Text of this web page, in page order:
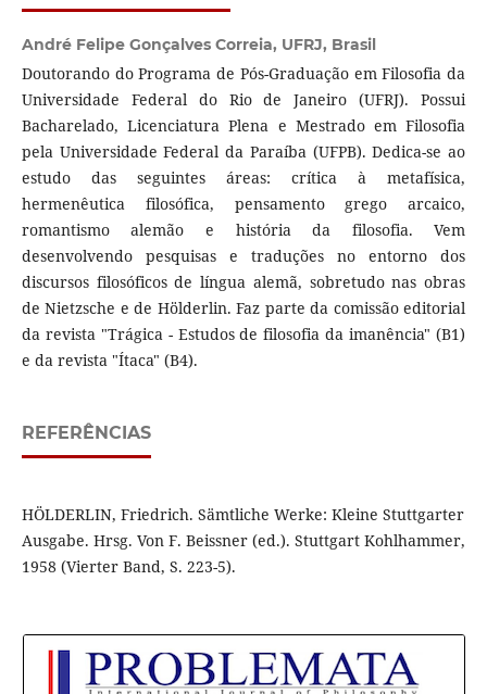
André Felipe Gonçalves Correia, UFRJ, Brasil
Doutorando do Programa de Pós-Graduação em Filosofia da
Universidade Federal do Rio de Janeiro (UFRJ). Possui
Bacharelado, Licenciatura Plena e Mestrado em Filosofia
pela Universidade Federal da Paraíba (UFPB). Dedica-se ao
estudo das seguintes áreas: crítica à metafísica,
hermenêutica filosófica, pensamento grego arcaico,
romantismo alemão e história da filosofia. Vem
desenvolvendo pesquisas e traduções no entorno dos
discursos filosóficos de língua alemã, sobretudo nas obras
de Nietzsche e de Hölderlin. Faz parte da comissão editorial
da revista "Trágica - Estudos de filosofia da imanência" (B1)
e da revista "Ítaca" (B4).
REFERÊNCIAS
HÖLDERLIN, Friedrich. Sämtliche Werke: Kleine Stuttgarter
Ausgabe. Hrsg. Von F. Beissner (ed.). Stuttgart Kohlhammer,
1958 (Vierter Band, S. 223-5).